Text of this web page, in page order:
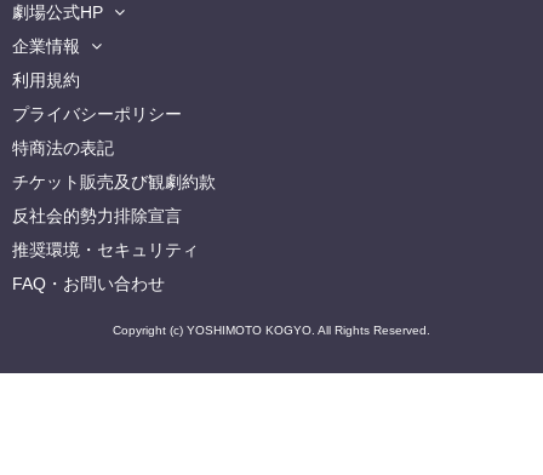
劇場公式HP
企業情報
利用規約
プライバシーポリシー
特商法の表記
チケット販売及び観劇約款
反社会的勢力排除宣言
推奨環境・セキュリティ
FAQ・お問い合わせ
Copyright (c) YOSHIMOTO KOGYO. All Rights Reserved.